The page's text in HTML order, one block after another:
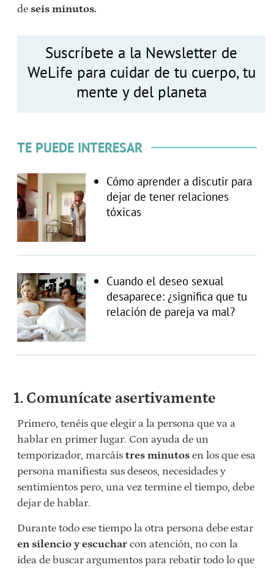
de seis minutos.
Suscríbete a la Newsletter de
WeLife para cuidar de tu cuerpo, tu
mente y del planeta
TE PUEDE INTERESAR
Cómo aprender a discutir para
dejar de tener relaciones
tóxicas
Cuando el deseo sexual
desaparece: ¿significa que tu
relación de pareja va mal?
1. Comunícate asertivamente
Primero, tenéis que elegir a la persona que va a
hablar en primer lugar. Con ayuda de un
temporizador, marcáis tres minutos en los que esa
persona manifiesta sus deseos, necesidades y
sentimientos pero, una vez termine el tiempo, debe
dejar de hablar.
Durante todo ese tiempo la otra persona debe estar
en silencio y escuchar con atención, no con la
idea de buscar argumentos para rebatir todo lo que